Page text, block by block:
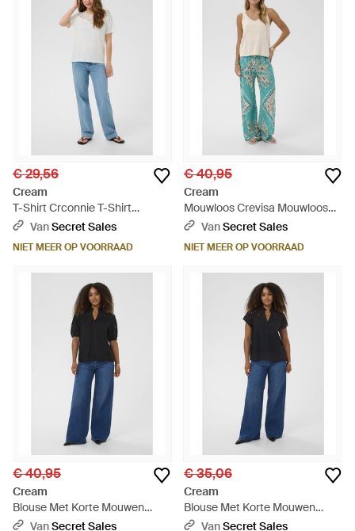
€ 29,56
Cream
T-Shirt Crconnie T-Shirt
Regular Fit - Blauw
VanSecret Sales
NIET MEER OP VOORRAAD
€ 40,95
Cream
Mouwloos Crevisa Mouwloos
Regular Fit - Blauw
VanSecret Sales
NIET MEER OP VOORRAAD
€ 40,95
Cream
Blouse Met Korte Mouwen
Crliselin Blouse Met Korte
VanSecret Sales
€ 35,06
Cream
Blouse Met Korte Mouwen
Crliselin Blouse Met Korte
VanSecret Sales